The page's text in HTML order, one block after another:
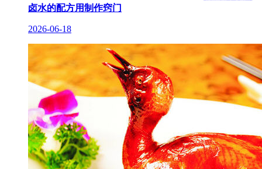
卤水的配方用制作窍门
2026-06-18